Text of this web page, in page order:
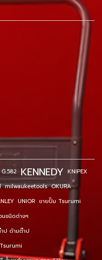
G.582 KENNEDY KNIPEX
milwaukeetools OKURA
UNIOR ขายปั๊ม Tsurumi
นชนิดต่างๆ
ป ด้ามต๊าป